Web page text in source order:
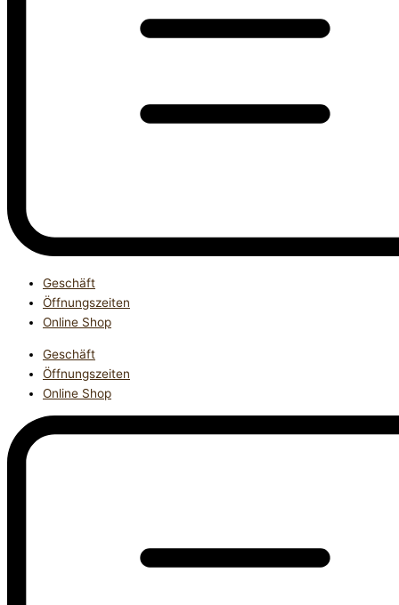
Geschäft
Öffnungszeiten
Online Shop
Geschäft
Öffnungszeiten
Online Shop